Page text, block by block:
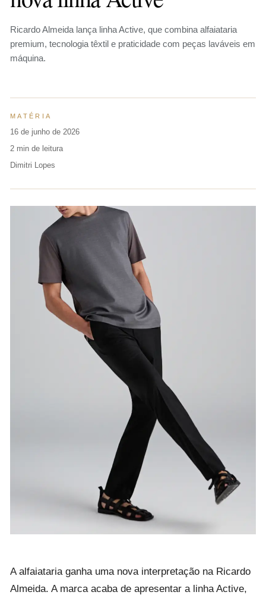
Ricardo Almeida lança linha Active, que combina alfaiataria
premium, tecnologia têxtil e praticidade com peças laváveis em
máquina.
MATÉRIA
16 de junho de 2026
2 min de leitura
Dimitri Lopes
A alfaiataria ganha uma nova interpretação na Ricardo
Almeida. A marca acaba de apresentar a linha Active,